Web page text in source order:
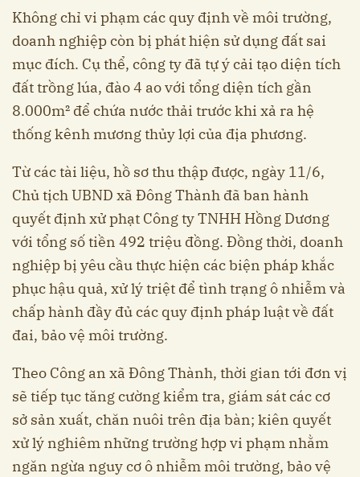
Không chỉ vi phạm các quy định về môi trường,
doanh nghiệp còn bị phát hiện sử dụng đất sai
mục đích. Cụ thể, công ty đã tự ý cải tạo diện tích
đất trồng lúa, đào 4 ao với tổng diện tích gần
8.000m² để chứa nước thải trước khi xả ra hệ
thống kênh mương thủy lợi của địa phương.
Từ các tài liệu, hồ sơ thu thập được, ngày 11/6,
Chủ tịch UBND xã Đông Thành đã ban hành
quyết định xử phạt Công ty TNHH Hồng Dương
với tổng số tiền 492 triệu đồng. Đồng thời, doanh
nghiệp bị yêu cầu thực hiện các biện pháp khắc
phục hậu quả, xử lý triệt để tình trạng ô nhiễm và
chấp hành đầy đủ các quy định pháp luật về đất
đai, bảo vệ môi trường.
Theo Công an xã Đông Thành, thời gian tới đơn vị
sẽ tiếp tục tăng cường kiểm tra, giám sát các cơ
sở sản xuất, chăn nuôi trên địa bàn; kiên quyết
xử lý nghiêm những trường hợp vi phạm nhằm
ngăn ngừa nguy cơ ô nhiễm môi trường, bảo vệ